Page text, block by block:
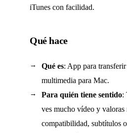
iTunes con facilidad.
Qué hace
Qué es: App para
multimedia para Mac.
Para quién tiene sentido:
ves mucho vídeo y valoras
compatibilidad, subtítulos